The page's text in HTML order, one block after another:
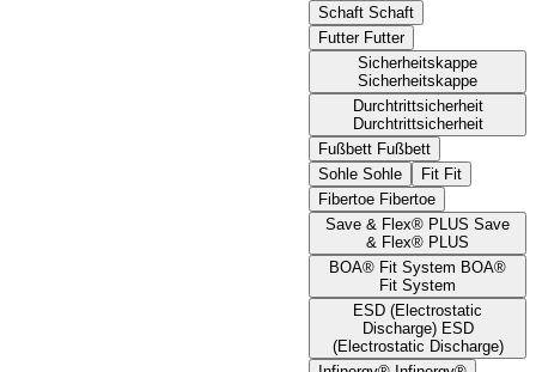
Schaft Schaft
Futter Futter
Sicherheitskappe
Sicherheitskappe
Durchtrittsicherheit
Durchtrittsicherheit
Fußbett Fußbett
Sohle Sohle Fit Fit
Fibertoe Fibertoe
Save & Flex® PLUSSave
& Flex® PLUS
BOA® Fit System BOA®
Fit System
ESD (Electrostatic
Discharge) ESD
(Electrostatic Discharge)